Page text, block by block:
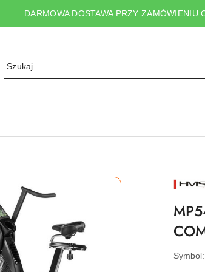
DARMOWA DOSTAWA PRZY ZAMÓWIENIU
NAZWA
Symbol: